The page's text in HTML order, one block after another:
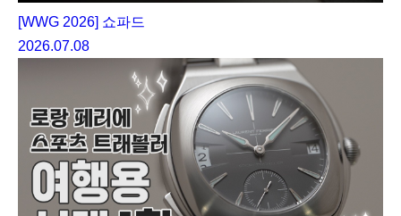
[WWG 2026] 쇼파드
2026.07.08